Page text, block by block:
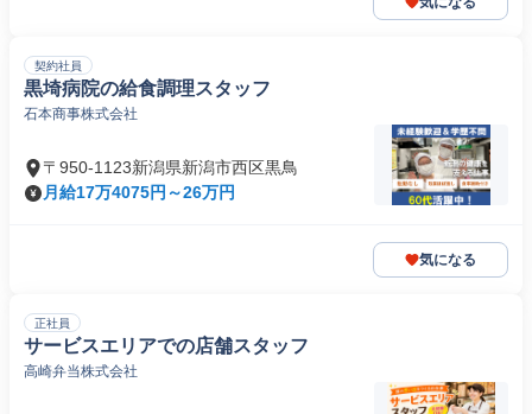
契約社員
黒埼病院の給食調理スタッフ
石本商事株式会社
〒950-1123新潟県新潟市西区黒鳥
月給17万4075円～26万円
気になる
正社員
サービスエリアでの店舗スタッフ
高崎弁当株式会社